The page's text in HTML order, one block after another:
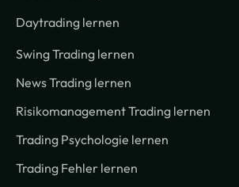
Daytrading lernen
Swing Trading lernen
News Trading lernen
Risikomanagement Trading lernen
Trading Psychologie lernen
Trading Fehler lernen